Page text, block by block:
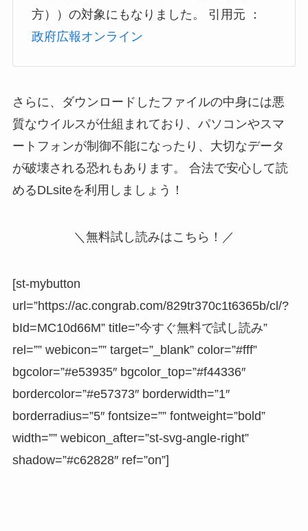
方））の対象にもなりました。 引用元 ：
政府広報オンライン
さらに、ダウンロードしたファイルの中身には悪
質なウイルスが仕組まれており、 パソコンやスマ
ートフォンが制御不能になったり、大切なデータ
が破壊される恐れもあります。 合法で安心して読
めるDLsiteを利用しましょう！
＼無料試し読みはこちら！／
[st-mybutton
url=”https://ac.congrab.com/829tr370c1t6365b/cl/?
bId=MC10d66M” title=”今すぐ無料で試し読み”
rel=”” webicon=”” target=”_blank” color=”#fff”
bgcolor=”#e53935″ bgcolor_top=”#f44336″
bordercolor=”#e57373″ borderwidth=”1″
borderradius=”5″ fontsize=”” fontweight=”bold”
width=”” webicon_after=”st-svg-angle-right”
shadow=”#c62828″ ref=”on”]